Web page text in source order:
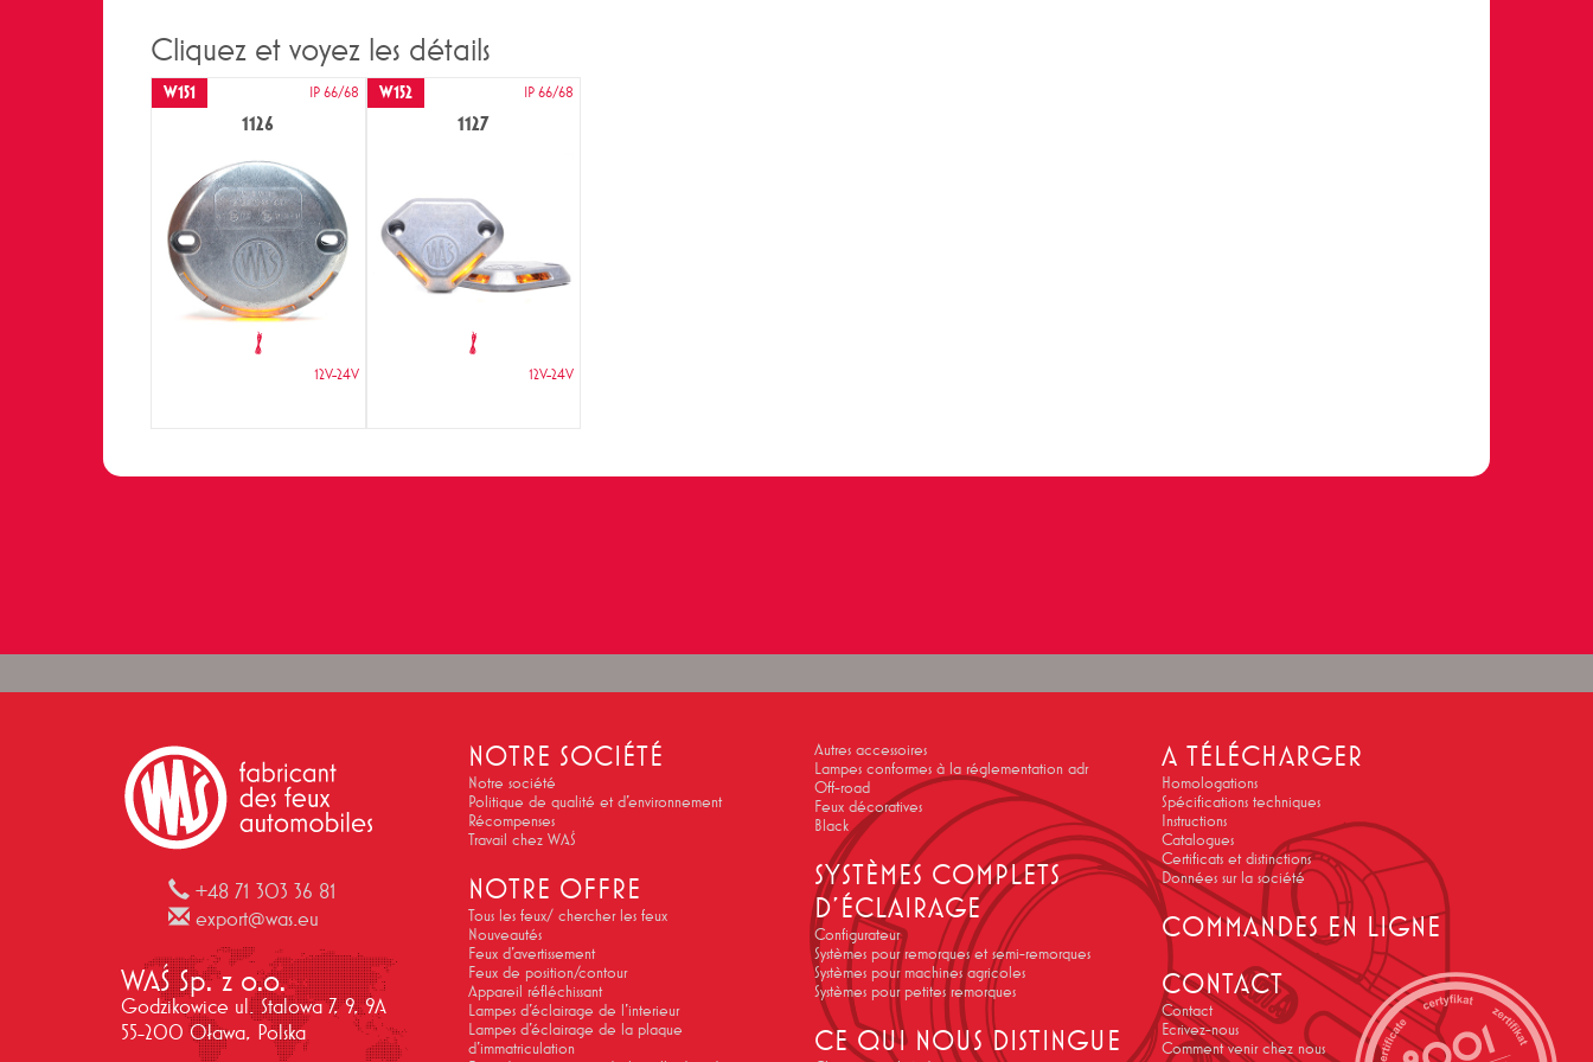
Cliquez et voyez les détails
W151 IP 66/68
1126
12V-24V
W152 IP 66/68
1127
12V-24V
+48 71 303 36 81
export@was.eu
WAŚ Sp. z o.o.
Godzikowice ul. Stalowa 7, 9, 9A
55-200 Oława, Polska
NOTRE SOCIÉTÉ
Notre société
Politique de qualité et d'environnement
Récompenses
Travail chez WAŚ
NOTRE OFFRE
Tous les feux/ chercher les feux
Nouveautés
Feux d'avertissement
Feux de position/contour
Appareil réfléchissant
Lampes d'éclairage de l'interieur
Lampes d'éclairage de la plaque
d'immatriculation
Autres accessoires
Lampes conformes à la réglementation adr
Off-road
Feux décoratives
Black
SYSTÈMES COMPLETS
D'ÉCLAIRAGE
Configurateur
Systèmes pour remorques et semi-remorques
Systèmes pour machines agricoles
Systèmes pour petites remorques
CE QUI NOUS DISTINGUE
A TÉLÉCHARGER
Homologations
Spécifications techniques
Instructions
Catalogues
Certificats et distinctions
Données sur la société
COMMANDES EN LIGNE
CONTACT
Contact
Ecrivez-nous
Comment venir chez nous